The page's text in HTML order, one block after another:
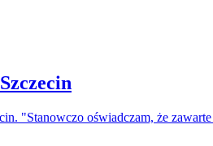
"Stanowczo oświadczam, że